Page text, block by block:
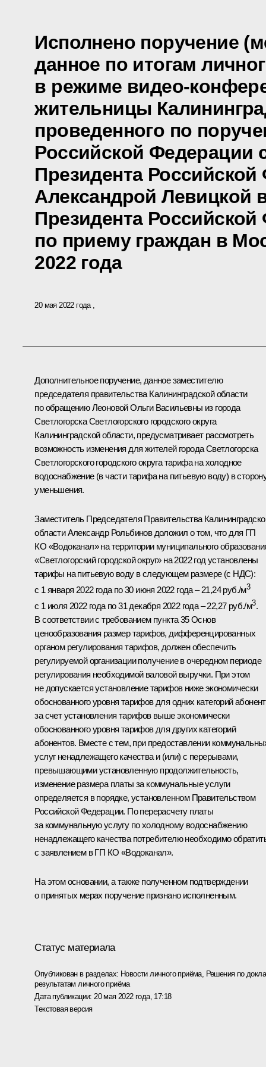
Исполнено поручение
данное по итогам
в режиме видео-
жительницы
проведенного по
Российской Федерации
Президента
Александрой Левицкой
Президента
по приему граждан в
2022 года
20 мая 2022 года
Дополнительное поручение, данное заместителю
председателя правительства Калининградской области
по обращению Леоновой Ольги Васильевны из города
Светлогорска Светлогорского городского округа
Калининградской области, предусматривает рассмотреть
возможность изменения для жителей города Светлогорска
Светлогорского городского округа тарифа на холодное
водоснабжение (в части тарифа на питьевую воду) в
уменьшения.
Заместитель Председателя Правительства
области Александр Рольбинов доложил о том, что для ГП
КО «Водоканал» на территории муниципального
«Светлогорский городской округ» на 2022 год установлены
тарифы на питьевую воду в следующем размере (с НДС):
с 1 января 2022 года по 30 июня 2022 года – 21,24 руб./м3
с 1 июля 2022 года по 31 декабря 2022 года – 22,27 руб./м3.
В соответствии с требованием пункта 35 Основ
ценообразования размер тарифов, дифференцированных
органом регулирования тарифов, должен обеспечить
регулируемой организации получение в очередном периоде
регулирования необходимой валовой выручки. При этом
не допускается установление тарифов ниже экономически
обоснованного уровня тарифов для одних категорий
за счет установления тарифов выше экономически
обоснованного уровня тарифов для других категорий
абонентов. Вместе с тем, при предоставлении
услуг ненадлежащего качества и (или) с перерывами,
превышающими установленную продолжительность,
изменение размера платы за коммунальные услуги
определяется в порядке, установленном Правительством
Российской Федерации. По перерасчету платы
за коммунальную услугу по холодному водоснабжению
ненадлежащего качества потребителю необходимо
с заявлением в ГП КО «Водоканал».
На этом основании, а также полученном подтверждении
о принятых мерах поручение признано исполненным.
Статус материала
Опубликован в разделах: Новости личного приёма, Решения по
результатам личного приёма
Дата публикации: 20 мая 2022 года, 17:18
Текстовая версия